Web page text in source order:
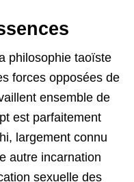
philosophie taoïste
forces opposées de
ensemble de
est parfaitement
largement connu
autre incarnation
sexuelle des